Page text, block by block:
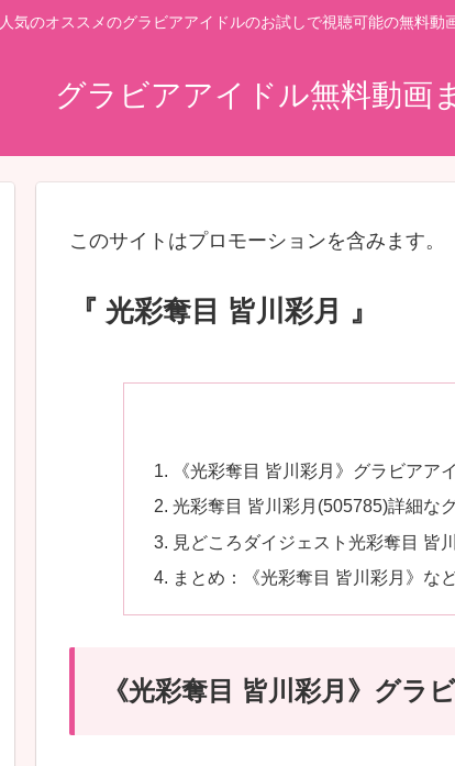
人気のオススメのグラビアアイドルのお試しで視聴可能の無料動
グラビアアイドル無料動画
このサイトはプロモーションを含みます。
『 光彩奪目 皆川彩月 』
《光彩奪目 皆川彩月》グラビアア
光彩奪目 皆川彩月(505785)詳細な
見どころダイジェスト光彩奪目 皆
まとめ：《光彩奪目 皆川彩月》な
《光彩奪目 皆川彩月》グラ